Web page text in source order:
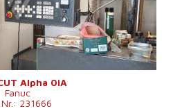
180 mm
500 kg
13 kVA
ja
x H3200 x 2200 x 2000 mm
1200 kg
Alpha 0iA
Fanuc
231666